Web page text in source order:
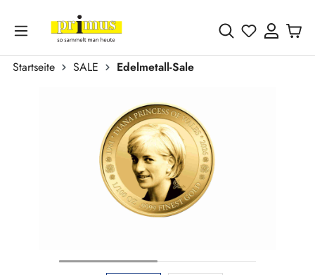
Zum Hauptinhalt springen
Du hast 0
Startseite SALE
Edelmetall-Sale